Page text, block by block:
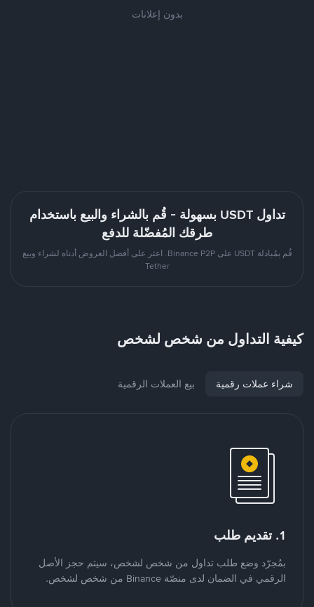
بدون إعلانات
تداول USDT بسهولة - قُم بالشراء والبيع باستخدام
طرقك المُفضّلة للدفع
قُم بمُبادلة USDT على Binance P2P. اعثر على أفضل العروض أدناه لشراء وبيع
Tether
كيفية التداول من شخص لشخص
شراء عملات رقمية بيع العملات الرقمية
1. تقديم طلب
بمُجرّد وضع طلب تداول من شخص لشخص، سيتم حجز الأصل
الرقمي في الضمان لدى منصّة Binance من شخص لشخص.